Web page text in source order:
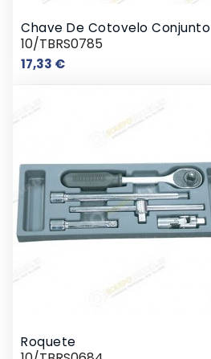
Chave De Cotovelo Conjunto
10/TBRS0785
17,33 €Preço
Roquete